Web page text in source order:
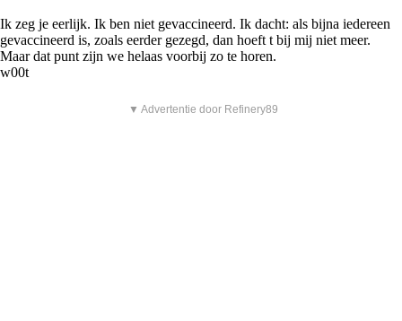
Ik zeg je eerlijk. Ik ben niet gevaccineerd. Ik dacht: als bijna iedereen
gevaccineerd is, zoals eerder gezegd, dan hoeft t bij mij niet meer.
Maar dat punt zijn we helaas voorbij zo te horen.
w00t
▼ Advertentie door Refinery89